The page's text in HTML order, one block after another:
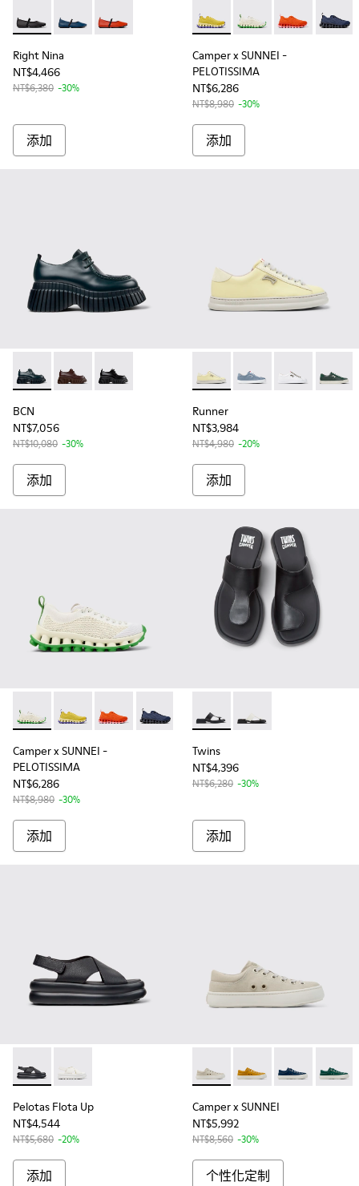
Right Nina - K201643-002 - 女士黑色皮質芭蕾舞鞋
Right Nina - K201643-010
Right Nina - K201643-004
Right Nina
NT$4,466
NT$6,380 -30%
添加
Camper x SUNNEI -
Camper x SUNNEI -
Camper x
Camper x SUNNEI -
PELOTISSIMA
NT$6,286
NT$8,980 -30%
添加
BCN - K201678-004 - Green
BCN - K201678-003
BCN - K201678-001
BCN
NT$7,056
NT$10,080 -30%
添加
Runner - K201855-011 - 女
Runner - K201855-012
Runner -
Runner
NT$3,984
NT$4,980 -20%
添加
Camper x SUNNEI - PELOTISSIMA - K201776-008 - White
Camper x SUNNEI - PELOTISSIMA - K201776-007 -
Camper x SUNNEI - PELOTISSIMA - K201776-
Camper x SUNNEI - PELOTISSIMA -
Camper x SUNNEI -
Camper x SUNNEI -
Camper x
Camper x SUNNEI -
PELOTISSIMA
NT$6,286
NT$8,980 -30%
添加
Twins - K201745-002 - 女士
Twins - K201745-001
Twins
NT$4,396
NT$6,280 -30%
添加
Pelotas Flota Up - K201931-001 - 女士黑色皮涼鞋
Pelotas Flota Up - K201931-002
Pelotas Flota Up
NT$4,544
NT$5,680 -20%
添加
Camper x SUNNEI -
Camper x SUNNEI -
Camper x
Camper x SUNNEI
NT$5,992
NT$8,560 -30%
个性化定制